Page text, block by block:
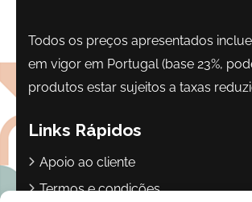
Todos os preços apresentados
em vigor em Portugal (base 23%,
produtos estar sujeitos a taxas
Links Rápidos
Apoio ao cliente
Termos e condições